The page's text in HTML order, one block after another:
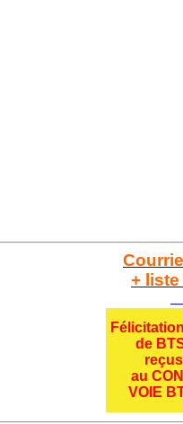
+
de
au
VOIE